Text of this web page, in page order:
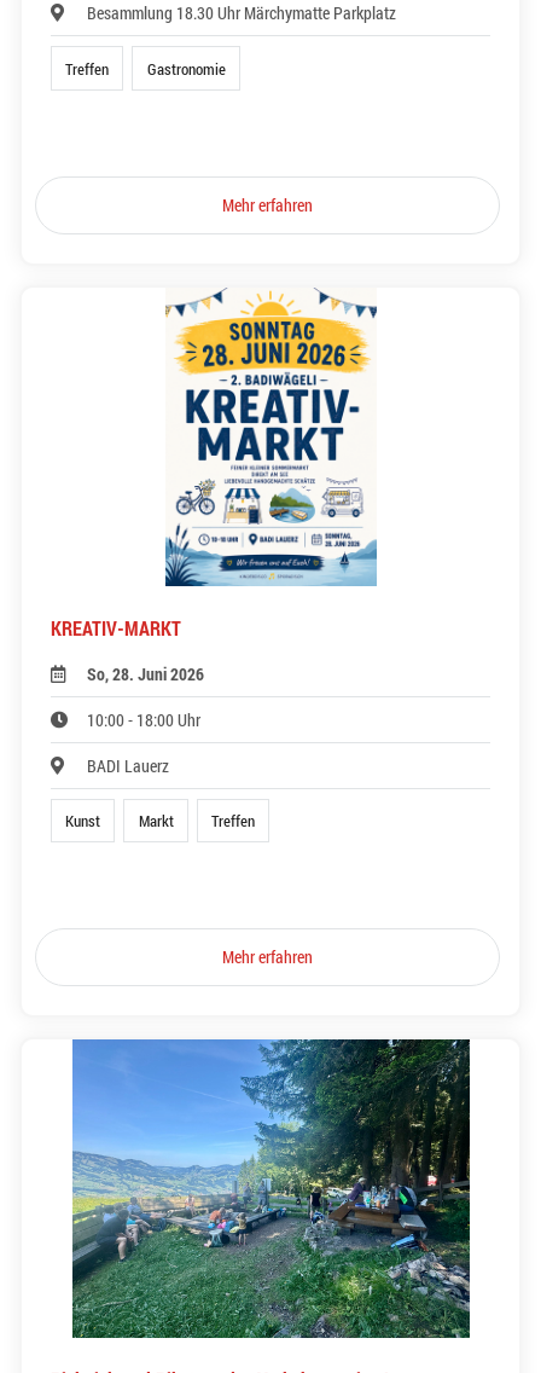
Besammlung 18.30 Uhr Märchymatte Parkplatz
Treffen Gastronomie
Mehr erfahren
KREATIV-MARKT
So, 28. Juni 2026
10:00 - 18:00 Uhr
BADI Lauerz
Kunst Markt Treffen
Mehr erfahren